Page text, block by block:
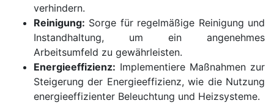
verhindern.
Reinigung: Sorge für regelmäßige Reinigung und
Instandhaltung, um ein angenehmes
Arbeitsumfeld zu gewährleisten.
Energieeffizienz: Implementiere Maßnahmen zur
Steigerung der Energieeffizienz, wie die Nutzung
energieeffizienter Beleuchtung und Heizsysteme.